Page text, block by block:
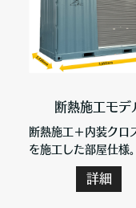
断熱施工モデ
断熱施工＋内装クロ
を施工した部屋仕様。
詳細